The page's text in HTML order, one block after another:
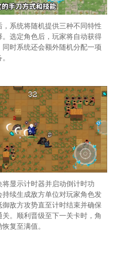
系统将随机提供三种不同特性
选定角色后，玩家将自动获得
时系统还会额外随机分配一项
显示计时器并启动倒计时功
续生成敌方单位对玩家角色发
敌方攻势直至计时结束并确保
。顺利晋级至下一关卡时，角
复至满值。